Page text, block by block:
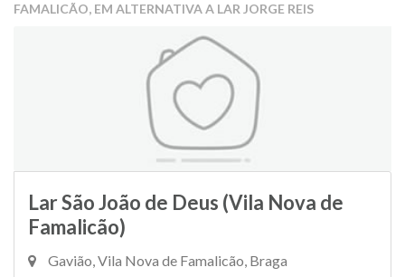
FAMALICÃO, EM ALTERNATIVA A LAR JORGE REIS
Lar São João de Deus (Vila Nova de
Famalicão)
Gavião, Vila Nova de Famalicão, Braga